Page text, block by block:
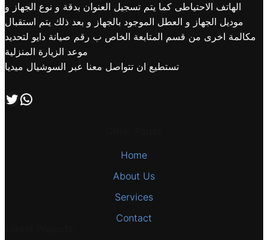
الهاتف الاحتياطى كما يتم تسجيل العنوان بدقة و نوع الجهاز و
موديل الجهاز و العطل الموجود بالجهاز و بعد ذلك يتم استقبال
مكالمة اخرى من قسم المتابعة الخاص ب رقم صيانة دايو لتحديد
موعد الزيارة المنزلية
تستطيع ان تتواصل معنا عبر السوشيال ميديا
تابعنا علي صفحة التويتر اتصل بنا علي طريق الوتساب
Home
About Us
Services
Contact